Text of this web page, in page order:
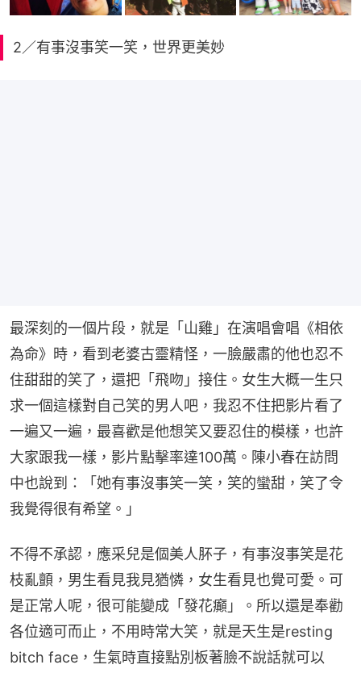
2／有事沒事笑一笑，世界更美妙
最深刻的一個片段，就是「山雞」在演唱會唱《相依
為命》時，看到老婆古靈精怪，一臉嚴肅的他也忍不
住甜甜的笑了，還把「飛吻」接住。女生大概一生只
求一個這樣對自己笑的男人吧，我忍不住把影片看了
一遍又一遍，最喜歡是他想笑又要忍住的模樣，也許
大家跟我一樣，影片點擊率達100萬。陳小春在訪問
中也說到：「她有事沒事笑一笑，笑的蠻甜，笑了令
我覺得很有希望。」
不得不承認，應采兒是個美人肧子，有事沒事笑是花
枝亂顫，男生看見我見猶憐，女生看見也覺可愛。可
是正常人呢，很可能變成「發花癲」。所以還是奉勸
各位適可而止，不用時常大笑，就是天生是resting
bitch face，生氣時直接點別板著臉不說話就可以